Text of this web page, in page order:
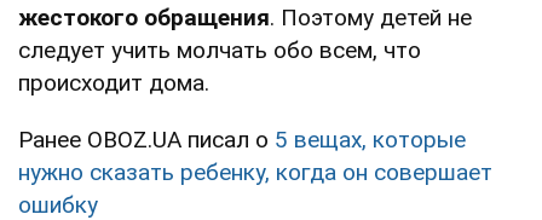
жестокого обращения. Поэтому детей не
следует учить молчать обо всем, что
происходит дома.
Ранее OBOZ.UA писал о 5 вещах, которые
нужно сказать ребенку, когда он совершает
ошибку